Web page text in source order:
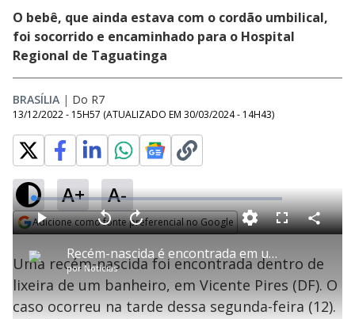
O bebê, que ainda estava com o cordão umbilical,
foi socorrido e encaminhado para o Hospital
Regional de Taguatinga
BRASÍLIA | Do R7
13/12/2022 - 15H57 (ATUALIZADO EM 30/03/2024 - 14H43)
A+ A-
Adicione como fonte preferencial no Google
P
l
Recém-nascida é encontrada em um cesto de lixo em Vicente Pires
por Notícias
P V
t
a
r
1
0
e
g
A
n
ç
a
r
1
s
e
L
o
a
d
e
:
1
.
3
5
%
F
s
c
e
n
C
o
a
r
i
l
h
a
Uma recém-nascida foi encontrada dentro de
lixeira de um banheiro, em Vicente Pires (DF). O
caso ocorreu na tarde dessa segunda-feira (12).